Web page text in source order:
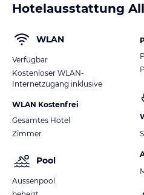
Hotelausstattung
WLAN
Verfügbar
Kostenloser WLAN-
Internetzugang inklusive
WLAN Kostenfrei
Gesamtes Hotel
Zimmer
Pool
Aussenpool